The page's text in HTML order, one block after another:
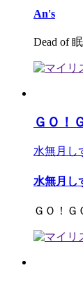
An's
Dead of
ＧＯ！
水無月し
水無月し
ＧＯ！Ｇ